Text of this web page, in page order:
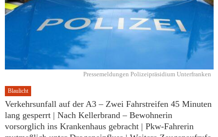
Pressemeldungen Polizeipräsidium Unterfranken
Blaulicht
Verkehrsunfall auf der A3 – Zwei Fahrstreifen 45 Minuten
lang gesperrt | Nach Kellerbrand – Bewohnerin
vorsorglich ins Krankenhaus gebracht | Pkw-Fahrerin